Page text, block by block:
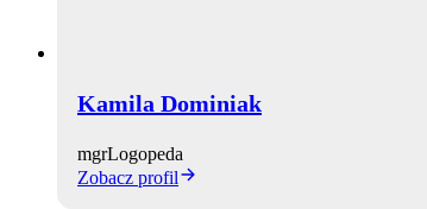
Kamila Dominiak
mgrLogopeda
Zobacz profil